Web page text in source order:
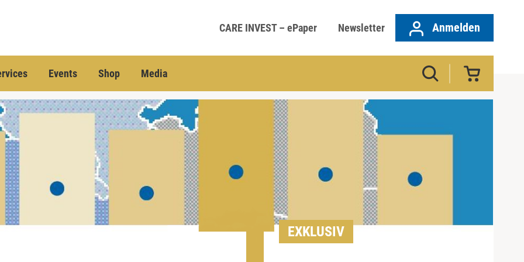
CARE INVEST – ePaper Newsletter Anmelden
Events Shop Media
EXKLUSIV